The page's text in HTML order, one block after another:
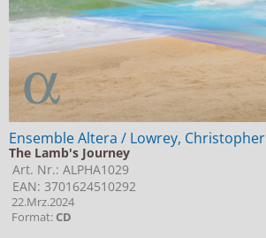
Ensemble Altera / Lowrey, Christopher
The Lamb's Journey
Art. Nr.: ALPHA1029
EAN: 3701624510292
22.Mrz.2024
Format:CD